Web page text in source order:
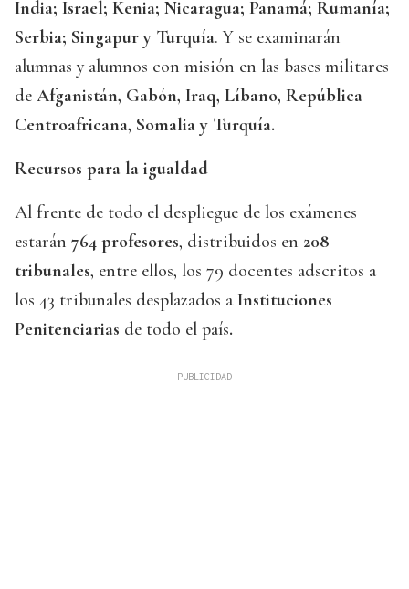
India; Israel; Kenia; Nicaragua; Panamá; Rumanía;
Serbia; Singapur y Turquía. Y se examinarán
alumnas y alumnos con misión en las bases militares
de Afganistán, Gabón, Iraq, Líbano, República
Centroafricana, Somalia y Turquía.
Recursos para la igualdad
Al frente de todo el despliegue de los exámenes
estarán 764 profesores, distribuidos en 208
tribunales, entre ellos, los 79 docentes adscritos a
los 43 tribunales desplazados a Instituciones
Penitenciarias de todo el país.